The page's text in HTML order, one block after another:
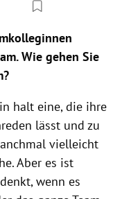
Wie gehen Sie
halt eine, die ihre
lässt und zu
vielleicht
Aber es ist
wenn es